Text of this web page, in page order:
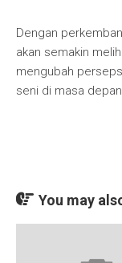
Dengan
akan semakin
mengubah
seni di masa
You may